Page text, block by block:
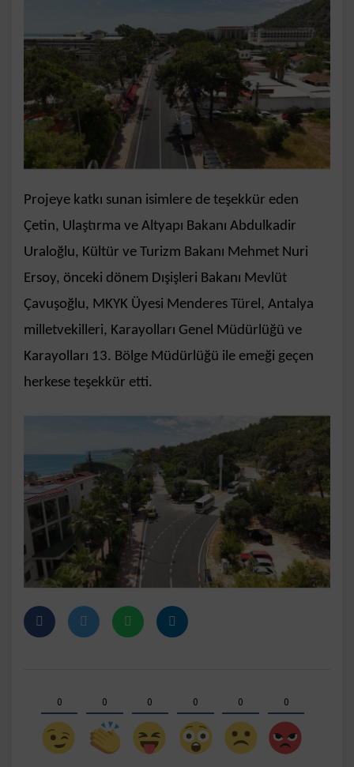
Projeye katkı sunan isimlere de teşekkür eden
Çetin, Ulaştırma ve Altyapı Bakanı Abdulkadir
Uraloğlu, Kültür ve Turizm Bakanı Mehmet Nuri
Ersoy, önceki dönem Dışişleri Bakanı Mevlüt
Çavuşoğlu, MKYK Üyesi Menderes Türel, Antalya
milletvekilleri, Karayolları Genel Müdürlüğü ve
Karayolları 13. Bölge Müdürlüğü ile emeği geçen
herkese teşekkür etti.
0 0 0 0 0 0